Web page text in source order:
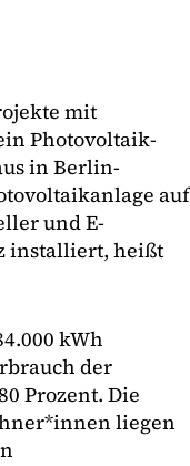
mit
Photovoltaik-
in Berlin-
auf
und E-
installiert, heißt
kWh
der
Prozent. Die
liegen